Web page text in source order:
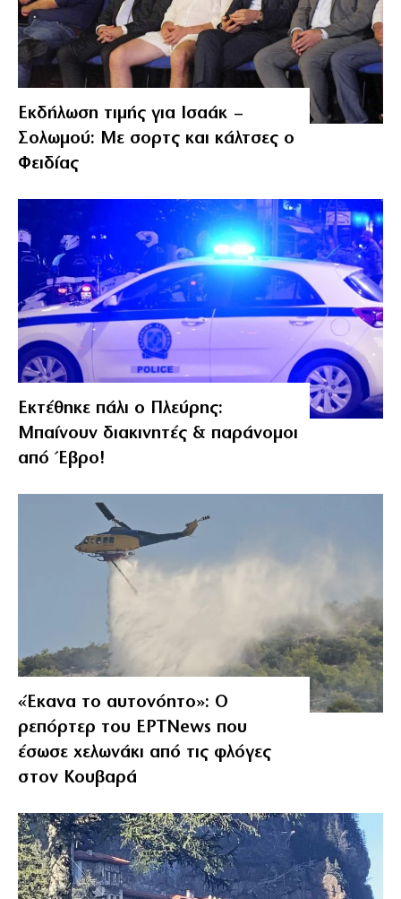
Εκδήλωση τιμής για Ισαάκ –
Σολωμού: Με σορτς και κάλτσες ο
Φειδίας
Εκτέθηκε πάλι ο Πλεύρης:
Μπαίνουν διακινητές & παράνομοι
από Έβρο!
«Έκανα το αυτονόητο»: Ο
ρεπόρτερ του ΕΡΤNews που
έσωσε χελωνάκι από τις φλόγες
στον Κουβαρά